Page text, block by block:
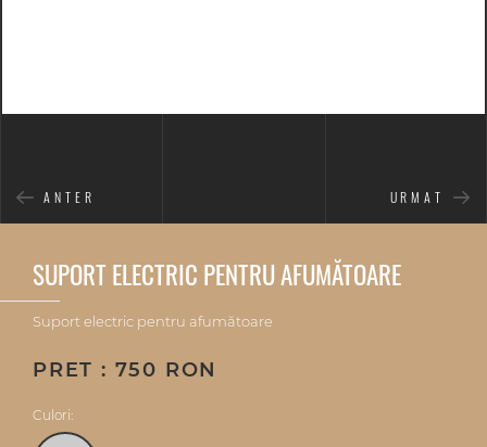
SUPORT ELECTRIC PENTRU AFUMĂTOARE
Suport electric pentru afumătoare
PRET : 750 RON
Culori:
ANTER URMAT